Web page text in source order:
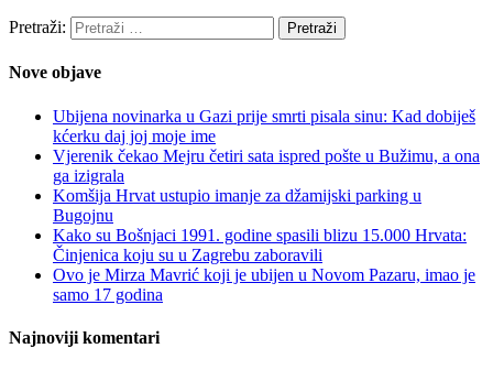
Pretraži:
Nove objave
Ubijena novinarka u Gazi prije smrti pisala sinu: Kad dobiješ
kćerku daj joj moje ime
Vjerenik čekao Mejru četiri sata ispred pošte u Bužimu, a ona
ga izigrala
Komšija Hrvat ustupio imanje za džamijski parking u
Bugojnu
Kako su Bošnjaci 1991. godine spasili blizu 15.000 Hrvata:
Činjenica koju su u Zagrebu zaboravili
Ovo je Mirza Mavrić koji je ubijen u Novom Pazaru, imao je
samo 17 godina
Najnoviji komentari